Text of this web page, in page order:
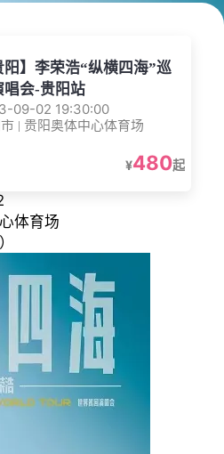
阳】李荣浩“纵横四海”巡
唱会-贵阳站
09-02 19:30:00
| 贵阳奥体中心体育场
¥480起
体育场